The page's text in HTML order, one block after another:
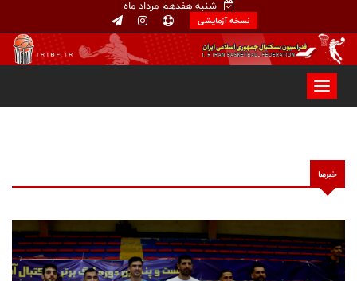
شنبه هفدهم مرداد ماه
نسخه آزمایشی
خبرها